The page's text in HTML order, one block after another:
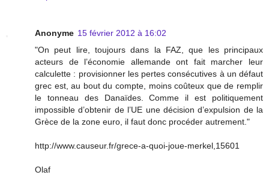
Anonyme 15 février 2012 à 16:02
"On peut lire, toujours dans la FAZ, que les principaux
acteurs de l’économie allemande ont fait marcher leur
calculette : provisionner les pertes consécutives à un défaut
grec est, au bout du compte, moins coûteux que de remplir
le tonneau des Danaïdes. Comme il est politiquement
impossible d’obtenir de l’UE une décision d’expulsion de la
Grèce de la zone euro, il faut donc procéder autrement."
http://www.causeur.fr/grece-a-quoi-joue-merkel,15601
Olaf